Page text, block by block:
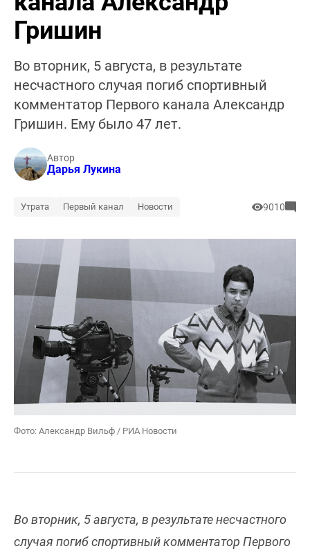
Гришин
Во вторник, 5 августа, в результате
несчастного случая погиб спортивный
комментатор Первого канала Александр
Гришин. Ему было 47 лет.
Автор
Дарья Лукина
Утрата Первый канал Новости 9010
Фото: Александр Вильф / РИА Новости
Во вторник, 5 августа, в результате несчастного
случая погиб спортивный комментатор Первого